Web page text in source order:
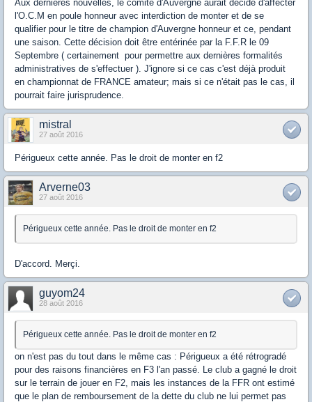
Aux dernières nouvelles, le comité d'Auvergne aurait décidé d'affecter
l'O.C.M en poule honneur avec interdiction de monter et de se
qualifier pour le titre de champion d'Auvergne honneur et ce, pendant
une saison. Cette décision doit être entérinée par la F.F.R le 09
Septembre ( certainement pour permettre aux dernières formalités
administratives de s'effectuer ). J'ignore si ce cas c'est déjà produit
en championnat de FRANCE amateur; mais si ce n'était pas le cas, il
pourrait faire jurisprudence.
mistral
27 août 2016
Périgueux cette année. Pas le droit de monter en f2
Arverne03
27 août 2016
Périgueux cette année. Pas le droit de monter en f2
D'accord. Merçi.
guyom24
28 août 2016
Périgueux cette année. Pas le droit de monter en f2
on n'est pas du tout dans le même cas : Périgueux a été rétrogradé
pour des raisons financières en F3 l'an passé. Le club a gagné le droit
sur le terrain de jouer en F2, mais les instances de la FFR ont estimé
que le plan de remboursement de la dette du club ne lui permet pas